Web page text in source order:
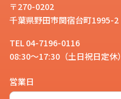
〒270-0202
千葉県野田市関宿台町1995-2
TEL 04-7196-0116
08:30～17:30（土日祝日定休）
営業日